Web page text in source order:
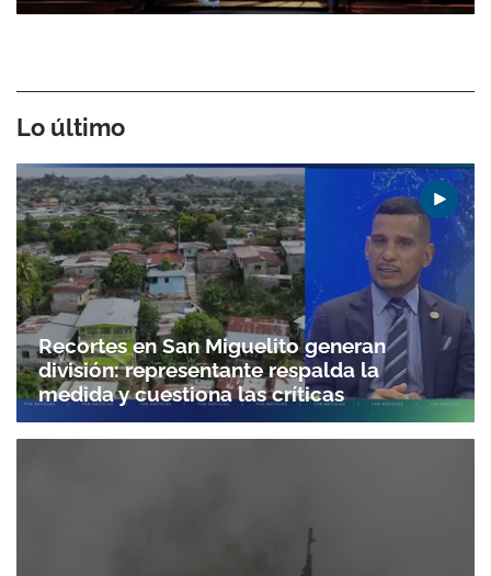
Lo último
Recortes en San Miguelito generan
división: representante respalda la
medida y cuestiona las críticas